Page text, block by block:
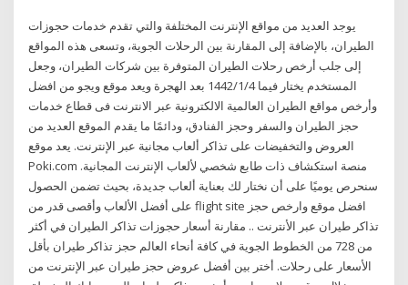
يوجد العديد من مواقع الإنترنت المختلفة والتي تقدم خدمات حجوزات
الطيران، بالإضافة إلى المقارنة بين الرحلات الجوية، وتسعى هذه المواقع
إلى جلب أرخص رحلات الطيران المتوفرة بين شركات الطيران، وجعل
المستخدم يختار فيما 4‏‏/1‏‏/1442 بعد الهجرة ويعد موقع ويجو من افضل
وأرخص مواقع الطيران العالمية الالكترونية عبر الانترنت فى قطاع خدمات
حجز الطيران والسفر وحجز الفنادق، ودائمًا ما يقدم الموقع العديد من
العروض والتخفيضات على تذاكر ألعاب مجانية عبر الإنترنت. يعد موقع
Poki.com منصة استكشاف ذات طابع شخصي لألعاب الإنترنت المجانية.
سنحرص يوميًا على أن نختار لك بعناية ألعاب جديدة، بحيث تضمن الحصول
على أفضل الألعاب وأقصى قدر من flight site افضل موقع وارخص حجز
تذاكر طيران عبر الأنترنت .. مقارنة أسعار حجوزات تذاكر الطيران في أكثر
من 728 من الخطوط الجوية في كافة أنحاء العالم حجز تذاكر طيران بأقل
الأسعار على رحلات. أختر بين أفضل عروض حجز طيران عبر الإنترنت من